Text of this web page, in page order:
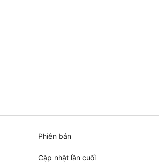
Meta
Phiên bản
Cập nhật lần cuối